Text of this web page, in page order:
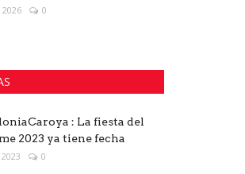
2026 0
: La fiesta del
2023 ya tiene fecha
0